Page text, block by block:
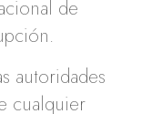
de
autoridades
cualquier